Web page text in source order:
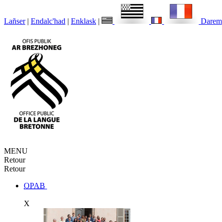
Lañser | Endalc'had | Enklask |
MENU
Retour
Retour
OPAB
X